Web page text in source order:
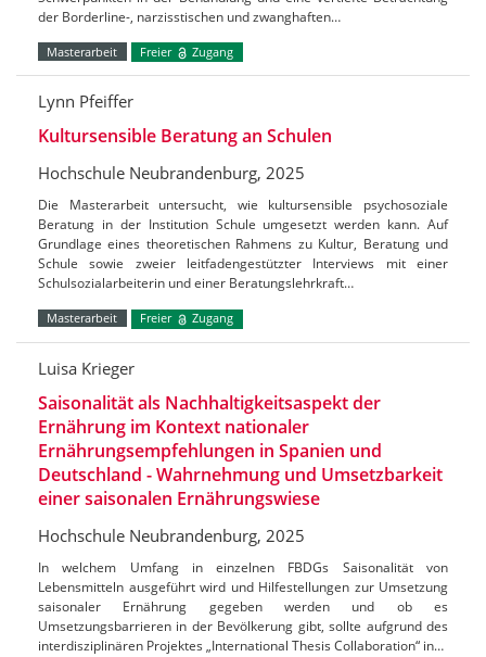
der Borderline-, narzisstischen und zwanghaften…
Masterarbeit Freier Zugang
Lynn Pfeiffer
Kultursensible Beratung an Schulen
Hochschule Neubrandenburg, 2025
Die Masterarbeit untersucht, wie kultursensible psychosoziale
Beratung in der Institution Schule umgesetzt werden kann. Auf
Grundlage eines theoretischen Rahmens zu Kultur, Beratung und
Schule sowie zweier leitfadengestützter Interviews mit einer
Schulsozialarbeiterin und einer Beratungslehrkraft…
Masterarbeit Freier Zugang
Luisa Krieger
Saisonalität als Nachhaltigkeitsaspekt der
Ernährung im Kontext nationaler
Ernährungsempfehlungen in Spanien und
Deutschland - Wahrnehmung und Umsetzbarkeit
einer saisonalen Ernährungswiese
Hochschule Neubrandenburg, 2025
In welchem Umfang in einzelnen FBDGs Saisonalität von
Lebensmitteln ausgeführt wird und Hilfestellungen zur Umsetzung
saisonaler Ernährung gegeben werden und ob es
Umsetzungsbarrieren in der Bevölkerung gibt, sollte aufgrund des
interdisziplinären Projektes „International Thesis Collaboration“ in…